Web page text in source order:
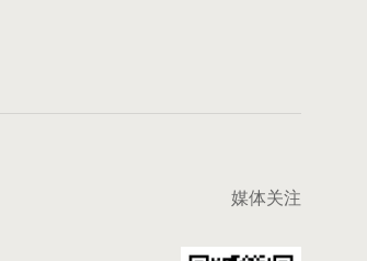
媒体关注